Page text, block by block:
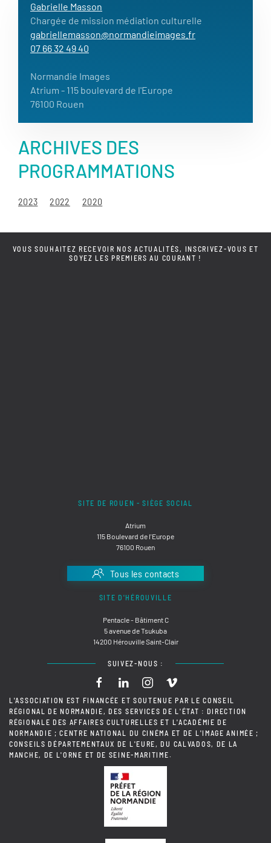
Gabrielle Masson
Chargée de mission médiation culturelle
gabriellemasson@normandieimages.fr
07 66 32 49 40
Normandie Images
Atrium - 115 boulevard de l'Europe
76100 Rouen
ARCHIVES DES
PROGRAMMATIONS
2023 2022 2020
VOUS SOUHAITEZ RECEVOIR NOS ACTUALITÉS, INSCRIVEZ-VOUS ET
SOYEZ LES PREMIERS AU COURANT !
SITE DE ROUEN - SIÈGE SOCIAL
Atrium
115 Boulevard de l'Europe
76100 Rouen
Tous les contacts
SITE D'HÉROUVILLE
Pentacle - Bâtiment C
5 avenue de Tsukuba
14200 Hérouville Saint-Clair
SUIVEZ-NOUS :
L'ASSOCIATION EST FINANCÉE ET SOUTENUE PAR LE CONSEIL
RÉGIONAL DE NORMANDIE, DES SERVICES DE L'ÉTAT : DIRECTION
RÉGIONALE DES AFFAIRES CULTURELLES ET L'ACADÉMIE DE
NORMANDIE ; CENTRE NATIONAL DU CINÉMA ET DE L'IMAGE ANIMÉE ;
CONSEILS DÉPARTEMENTAUX DE L'EURE, DU CALVADOS, DE LA
MANCHE, DE L'ORNE ET DE SEINE-MARITIME.